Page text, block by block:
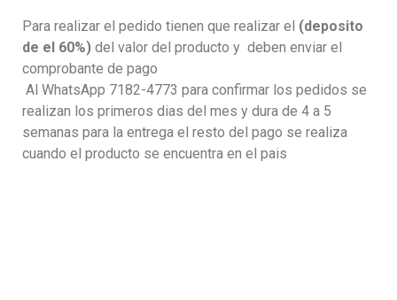
Para realizar el pedido tienen que realizar el (deposito
de el 60%) del valor del producto y deben enviar el
comprobante de pago
Al WhatsApp 7182-4773 para confirmar los pedidos se
realizan los primeros dias del mes y dura de 4 a 5
semanas para la entrega el resto del pago se realiza
cuando el producto se encuentra en el pais